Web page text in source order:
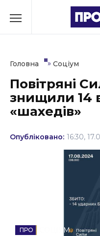
до
Культура
Освіта
Події
Стиль життя
Головна » Соціум
Повітряні
знищили 14
«шахедів»
Опубліковано: 16:30,
СОЦІУМ